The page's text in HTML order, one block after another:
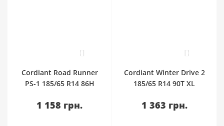
0
Cordiant Road Runner
PS-1 185/65 R14 86H
1 158 грн.
0
Cordiant Winter Drive 2
185/65 R14 90T XL
1 363 грн.